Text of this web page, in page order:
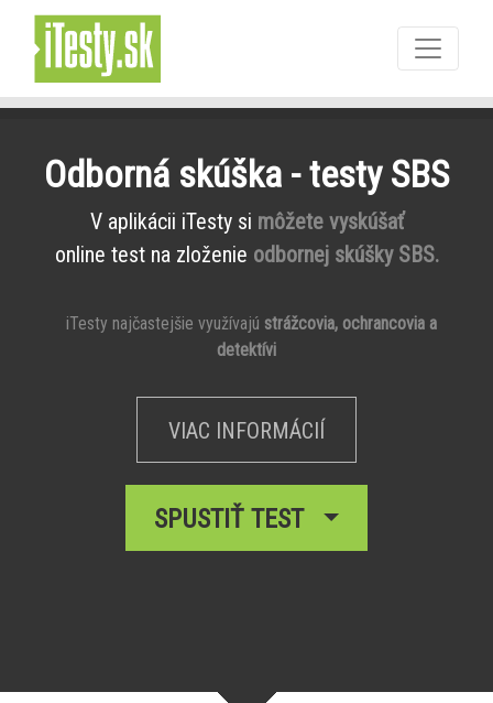
Odborná skúška - testy SBS
V aplikácii iTesty si môžete vyskúšať
online test na zloženie odbornej skúšky SBS.
iTesty najčastejšie využívajú strážcovia, ochrancovia a
detektívi
VIAC INFORMÁCIÍ
SPUSTIŤ TEST